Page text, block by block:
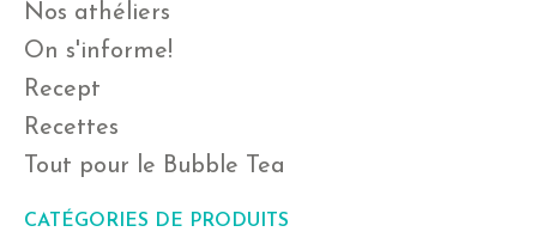
Nos athéliers
On s'informe!
Recept
Recettes
Tout pour le Bubble Tea
CATÉGORIES DE PRODUITS